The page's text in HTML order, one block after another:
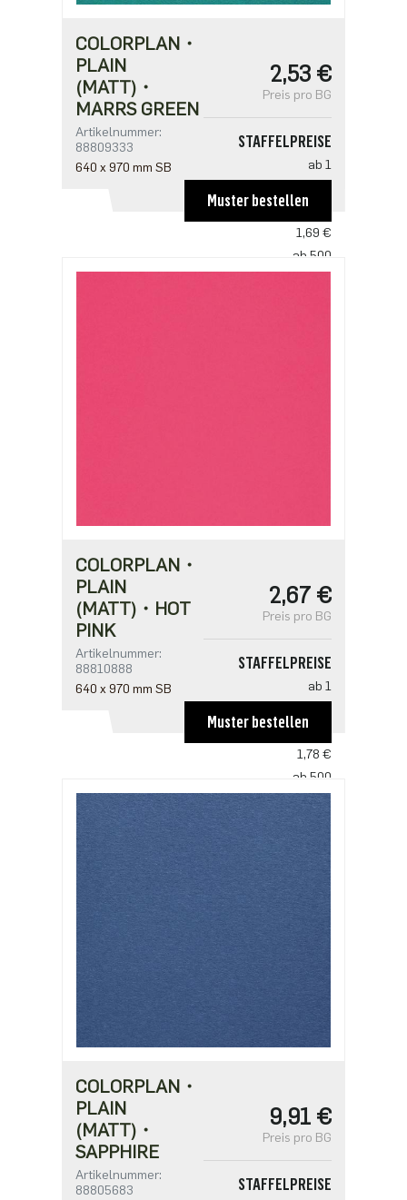
COLORPLAN・
PLAIN
(MATT)・
MARRS GREEN
Artikelnummer:
88809333
640 x 970 mm SB
2,53 €
Preis pro BG
STAFFELPREISE
ab 1
ab 250
1,69 €
ab 500
Muster bestellen
COLORPLAN・
PLAIN
(MATT)・HOT
PINK
Artikelnummer:
88810888
640 x 970 mm SB
2,67 €
Preis pro BG
STAFFELPREISE
ab 1
ab 250
1,78 €
ab 500
1,72 €
ab 1250
1,48 €
ab 2500
1,19 €
Muster bestellen
COLORPLAN・
PLAIN
(MATT)・
SAPPHIRE
Artikelnummer:
88805683
9,91 €
Preis pro BG
STAFFELPREISE